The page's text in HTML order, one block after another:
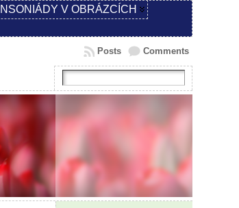
V OBRÁZCÍCH
Comments
Posts